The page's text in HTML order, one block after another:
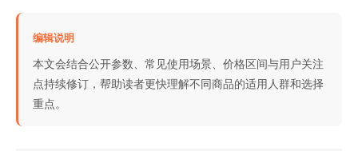
编辑说明
本文会结合公开参数、常见使用场景、价格区间与用户关注
点持续修订，帮助读者更快理解不同商品的适用人群和选择
重点。